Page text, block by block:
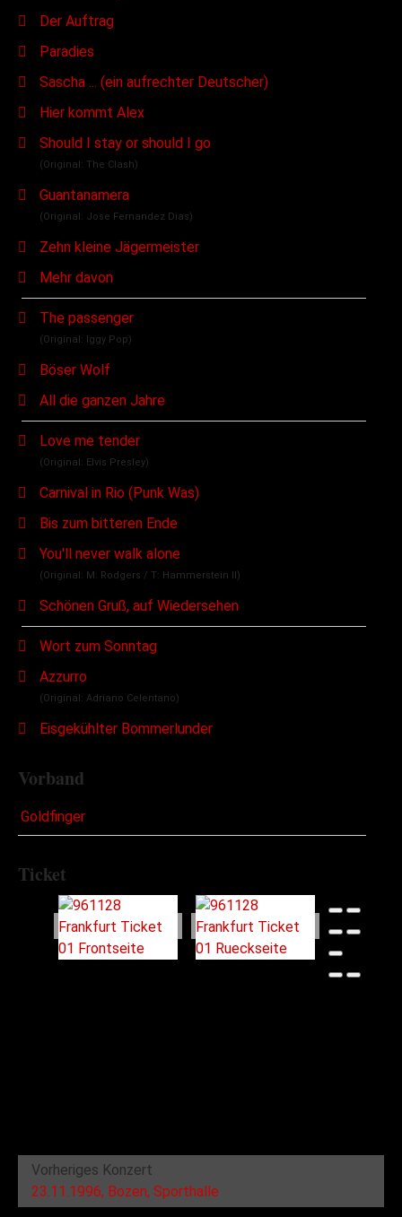
Der Auftrag
Paradies
Sascha ... (ein aufrechter Deutscher)
Hier kommt Alex
Should I stay or should I go
(Original: The Clash)
Guantanamera
(Original: Jose Fernandez Dias)
Zehn kleine Jägermeister
Mehr davon
The passenger
(Original: Iggy Pop)
Böser Wolf
All die ganzen Jahre
Love me tender
(Original: Elvis Presley)
Carnival in Rio (Punk Was)
Bis zum bitteren Ende
You'll never walk alone
(Original: M: Rodgers / T: Hammerstein II)
Schönen Gruß, auf Wiedersehen
Wort zum Sonntag
Azzurro
(Original: Adriano Celentano)
Eisgekühlter Bommerlunder
Vorband
Goldfinger
Ticket
Vorheriges Konzert
23.11.1996, Bozen, Sporthalle